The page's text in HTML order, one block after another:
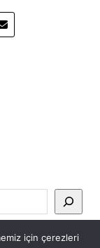
için çerezleri